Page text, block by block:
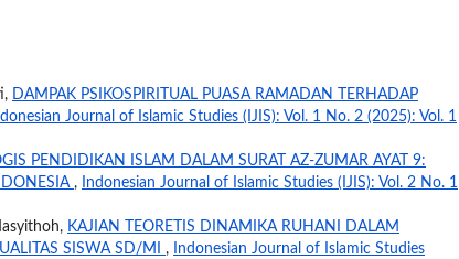
DAMPAK PSIKOSPIRITUAL PUASA RAMADAN TERHADAP
Journal of Islamic Studies (IJIS): Vol. 1 No. 2 (2025): Vol. 1
PENDIDIKAN ISLAM DALAM SURAT AZ-ZUMAR AYAT 9:
,
Indonesian Journal of Islamic Studies (IJIS): Vol. 2 No. 1
KAJIAN TEORETIS DINAMIKA RUHANI DALAM
SISWA SD/MI ,
Indonesian Journal of Islamic Studies